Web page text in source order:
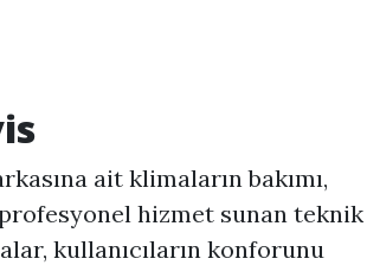
ait klimaların bakımı,
hizmet sunan teknik
kullanıcıların konforunu